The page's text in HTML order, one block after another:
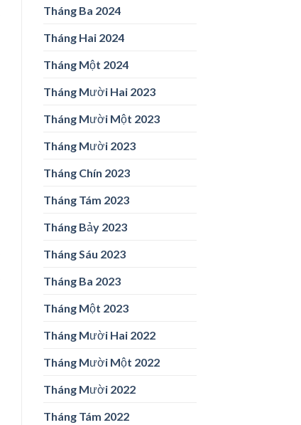
Tháng Ba 2024
Tháng Hai 2024
Tháng Một 2024
Tháng Mười Hai 2023
Tháng Mười Một 2023
Tháng Mười 2023
Tháng Chín 2023
Tháng Tám 2023
Tháng Bảy 2023
Tháng Sáu 2023
Tháng Ba 2023
Tháng Một 2023
Tháng Mười Hai 2022
Tháng Mười Một 2022
Tháng Mười 2022
Tháng Tám 2022